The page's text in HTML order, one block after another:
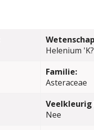
Helenium
Familie:
Asteraceae
Veelkleurig
Nee